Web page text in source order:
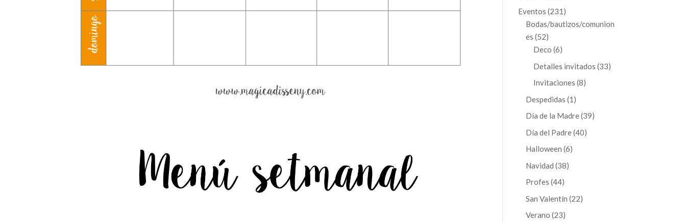
productos
Eventos 231 231
productos
Bodas/bautizos/comunion
es 5252
productos
Deco 66
productos
Detalles invitados 3333
Invitaciones 88
Despedidas 1 1
producto
Día de la Madre 3939
Día del Padre 4040
Halloween 66
Navidad 3838
Profes 4444
productos
San Valentín 2222
Verano 2323